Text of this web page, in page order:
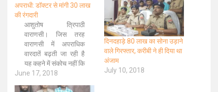
अपराधी: डॉक्टर से मांगी 30 लाख
की रंगदारी
आशुतोष त्रिपाठी
वाराणसी। जिस तरह
वाराणसी में अपराधिक
वारदातें बढ़ती जा रही है
यह कहने में संकोच नहीं कि
अपराधी फिर बेलगाम हो
June 17, 2018
दिनदहाड़े 80 लाख का सोना उड़ाने
वाले गिरफ्तार, करीबी ने ही दिया था
अंजाम
July 10, 2018